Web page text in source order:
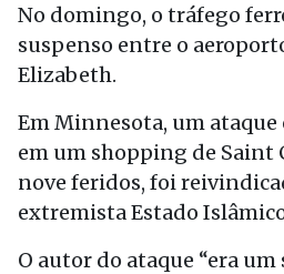
No domingo, o tráfego
suspenso entre o
Elizabeth.
Em Minnesota, um ataque
em um shopping de Saint
nove feridos, foi
extremista Estado
O autor do ataque “era